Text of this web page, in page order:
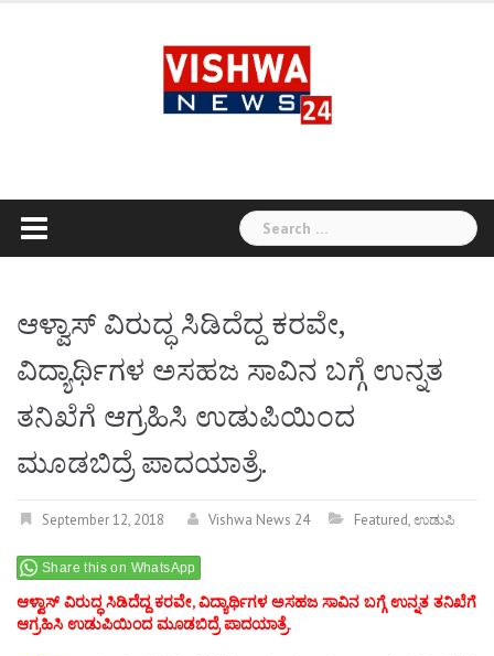
Search
for:
ಆಳ್ವಾಸ್ ವಿರುದ್ಧ ಸಿಡಿದೆದ್ದ ಕರವೇ,
ವಿದ್ಯಾರ್ಥಿಗಳ ಅಸಹಜ ಸಾವಿನ ಬಗ್ಗೆ ಉನ್ನತ
ತನಿಖೆಗೆ ಆಗ್ರಹಿಸಿ ಉಡುಪಿಯಿಂದ
ಮೂಡಬಿದ್ರೆ ಪಾದಯಾತ್ರೆ.
September 12, 2018 Vishwa News 24 Featured,ಉಡುಪಿ
Share this on WhatsApp
ಆಳ್ವಾಸ್ ವಿರುದ್ಧ ಸಿಡಿದೆದ್ದ ಕರವೇ, ವಿದ್ಯಾರ್ಥಿಗಳ ಅಸಹಜ ಸಾವಿನ ಬಗ್ಗೆ ಉನ್ನತ ತನಿಖೆಗೆ
ಆಗ್ರಹಿಸಿ ಉಡುಪಿಯಿಂದ ಮೂಡಬಿದ್ರೆ ಪಾದಯಾತ್ರೆ.